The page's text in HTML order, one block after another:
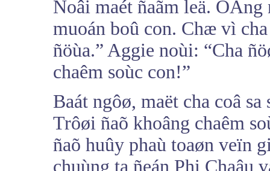
Ñoâi maét ñaãm leä.
muoán boû con. Chæ vì
ñöùa.” Aggie noùi: “Cha
chaêm soùc con!”
Baát ngôø, maët cha coâ
Trôøi ñaõ khoâng chaêm
ñaõ huûy phaù toaøn veïn
chuùng ta ñeán Phi Chaâu